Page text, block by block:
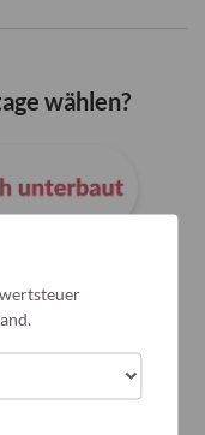
wählen?